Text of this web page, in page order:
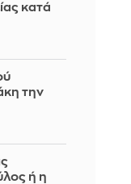
κατά
την
ή η